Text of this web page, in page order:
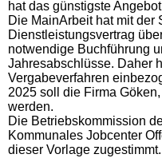
hat das günstigste
Die MainArbeit hat mit der
Dienstleistungsvertrag
notwendige Buchführung
Jahresabschlüsse. Daher
Vergabeverfahren
2025 soll die Firma
werden.
Die Betriebskommission
Kommunales Jobcenter
dieser Vorlage zugestimmt.